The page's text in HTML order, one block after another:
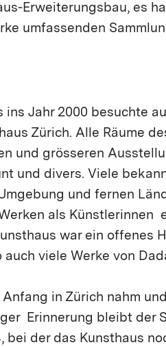
Erweiterungsbau, es
umfassenden
ins Jahr 2000 besuchte
Zürich. Alle Räume
und grösseren
und divers. Viele
und fernen
als Künstlerinnen
war ein offenes
auch viele Werke von
in Zürich nahm
Erinnerung bleibt der
bei der das Kunsthaus